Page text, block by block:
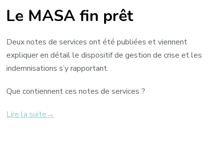
Le MASA fin prêt
Deux notes de services ont été publiées et viennent
expliquer en détail le dispositif de gestion de crise et les
indemnisations s’y rapportant.
Que contiennent ces notes de services ?
Lire la suite→